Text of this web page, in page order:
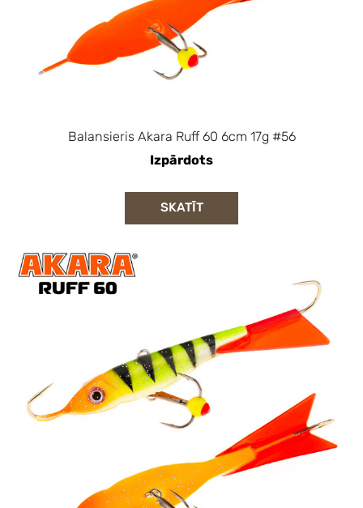
Balansieris Akara Ruff 60 6cm 17g #56
Izpārdots
SKATĪT